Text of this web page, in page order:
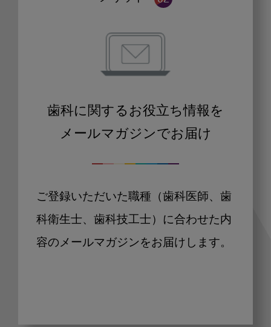
歯科に関するお役立ち情報を
メールマガジンでお届け
ご登録いただいた職種（歯科医師、歯
科衛生士、歯科技工士）に合わせた内
容のメールマガジンをお届けします。